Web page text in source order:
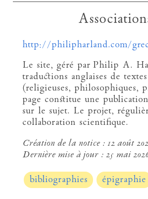
http://philipharland.com/
Le site, géré par Philip A.
traductions anglaises de
(religieuses, philosophiques,
page constitue une
sur le sujet. Le projet,
collaboration scientifique.
Création de la notice : 12 août
Dernière mise à jour : 25 mai
bibliographies épigraphie